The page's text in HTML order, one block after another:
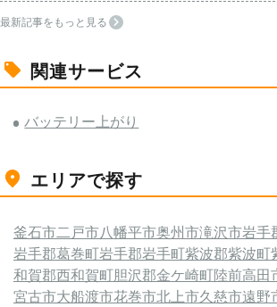
最新記事をもっと見る
関連サービス
バッテリー上がり
エリアで探す
釜石市二戸市八幡平市奥州市滝沢市岩手
岩手郡葛巻町岩手郡岩手町紫波郡紫波町
和賀郡西和賀町胆沢郡金ケ崎町陸前高田
宮古市大船渡市花巻市北上市久慈市遠野